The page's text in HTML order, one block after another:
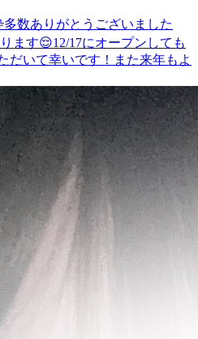
数ありがとうございました
ます😌12/17にオープンしても
だいて幸いです！また来年もよ